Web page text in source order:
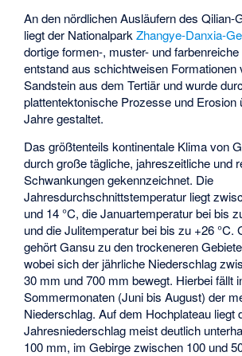
An den nördlichen Ausläufern des Qilian-
liegt der NationalparkZhangye-Danxia-
dortige formen-, muster- und
entstand aus schichtweisen Formationen
Sandstein aus dem Tertiär und wurde
plattentektonische Prozesse und Erosion
Jahre gestaltet.
Das größtenteils kontinentale Klima von
durch große tägliche, jahreszeitliche und
Schwankungen gekennzeichnet. Die
Jahresdurchschnittstemperatur liegt
und 14 °C, die Januartemperatur bei bis
und die Julitemperatur bei bis zu +26 °C.
gehört Gansu zu den trockeneren
wobei sich der jährliche Niederschlag
30 mm und 700 mm bewegt. Hierbei fällt
Sommermonaten (Juni bis August) der
Niederschlag. Auf dem Hochplateau liegt
Jahresniederschlag meist deutlich
100 mm, im Gebirge zwischen 100 und